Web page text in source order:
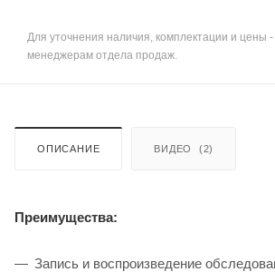
Для уточнения наличия, комплектации и цены -
менеджерам отдела продаж.
ОПИСАНИЕ ВИДЕО (2)
Преимущества:
Запись и воспроизведение